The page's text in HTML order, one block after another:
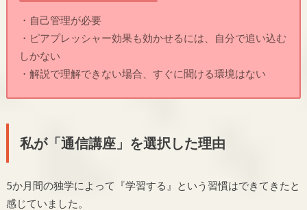
・自己管理が必要
・ピアプレッシャー効果も効かせるには、自分で追い込む
しかない
・解説で理解できない場合、すぐに聞ける環境はない
私が「通信講座」を選択した理由
5か月間の独学によって『学習する』という習慣はできてきたと
感じていました。